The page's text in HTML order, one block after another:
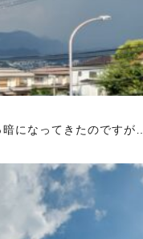
になってきたのですが…